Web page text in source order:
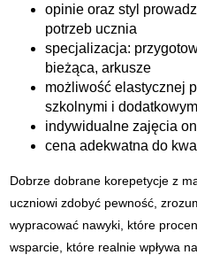
opinie oraz styl
potrzeb ucznia
specjalizacja:
bieżąca, arkusze
możliwość elastycznej
szkolnymi i
indywidualne zajęcia
cena adekwatna do
Dobrze dobrane korepetycje z
uczniowi zdobyć pewność,
wypracować nawyki, które
wsparcie, które realnie wpływa